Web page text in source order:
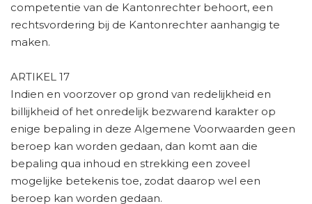
competentie van de Kantonrechter behoort, een
rechtsvordering bij de Kantonrechter aanhangig te
maken.
ARTIKEL 17
Indien en voorzover op grond van redelijkheid en
billijkheid of het onredelijk bezwarend karakter op
enige bepaling in deze Algemene Voorwaarden geen
beroep kan worden gedaan, dan komt aan die
bepaling qua inhoud en strekking een zoveel
mogelijke betekenis toe, zodat daarop wel een
beroep kan worden gedaan.